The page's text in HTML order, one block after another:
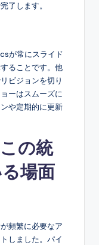
了します。
が常にスライド
ることです。他
ビジョンを切り
ーはスムーズに
や定期的に更新
の統
場面
頻繁に必要なア
しました。パイ